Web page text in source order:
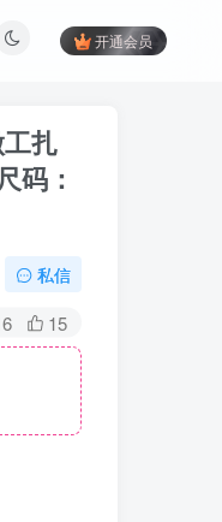
开通会员
扎
码：
私信
15